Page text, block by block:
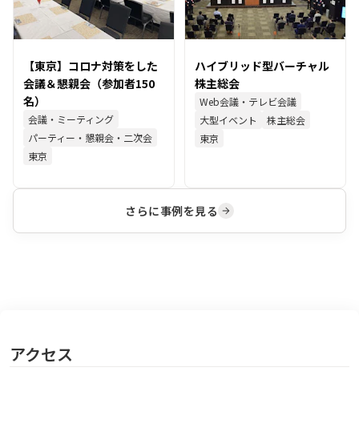
【東京】コロナ対策をした
会議＆懇親会（参加者150
名）
会議・ミーティング
パーティー・懇親会・二次会
東京
ハイブリッド型バーチャル
株主総会
Web会議・テレビ会議
大型イベント
株主総会
東京
さらに事例を見る
アクセス